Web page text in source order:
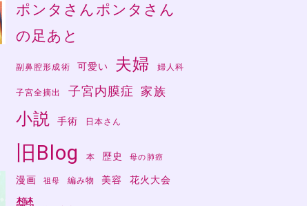
ポンタさんポンタさん
の足あと
副鼻腔形成術 可愛い 夫婦 婦人科
子宮全摘出 子宮内膜症 家族
小説 手術 日本さん
旧Blog 本 歴史 母の肺癌
漫画 祖母 編み物 美容 花火大会